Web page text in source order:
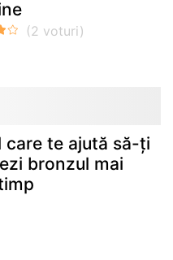
care te ajută să-ți
bronzul mai